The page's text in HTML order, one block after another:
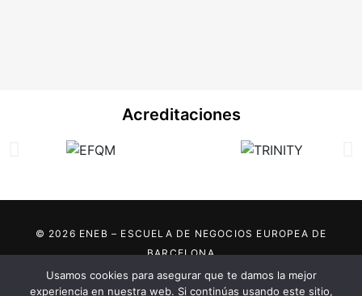
Acreditaciones
© 2026 ENEB – ESCUELA DE NEGOCIOS EUROPEA DE
BARCELONA
Marca registrada por:
Usamos cookies para asegurar que te damos la mejor
experiencia en nuestra web. Si continúas usando este sitio,